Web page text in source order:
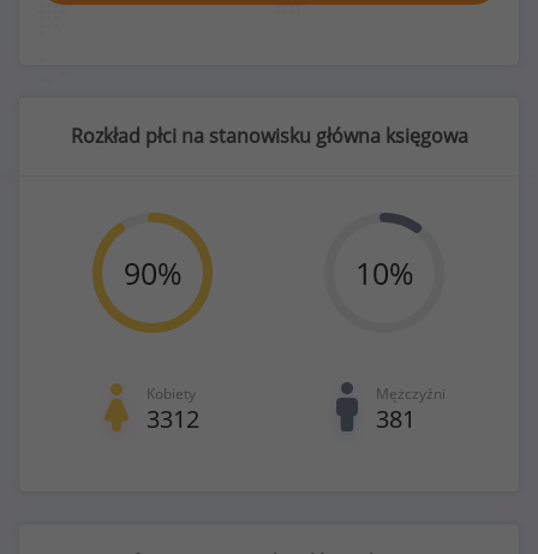
Rozkład płci na stanowisku główna księgowa
90%
Kobiety
3312
10%
Mężczyźni
381